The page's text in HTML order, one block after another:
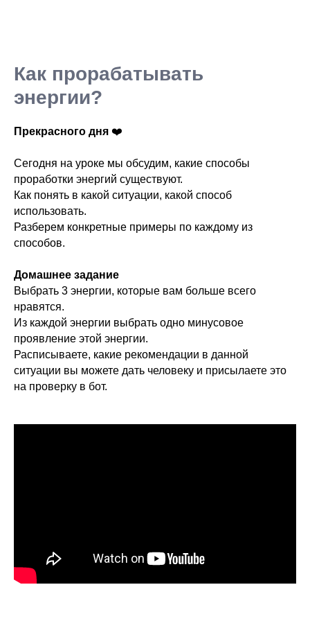
Как прорабатывать
энергии?
Прекрасного дня ❤️
Сегодня на уроке мы обсудим, какие способы
проработки энергий существуют.
Как понять в какой ситуации, какой способ
использовать.
Разберем конкретные примеры по каждому из
способов.
Домашнее задание
Выбрать 3 энергии, которые вам больше всего
нравятся.
Из каждой энергии выбрать одно минусовое
проявление этой энергии.
Расписываете, какие рекомендации в данной
ситуации вы можете дать человеку и присылаете это
на проверку в бот.